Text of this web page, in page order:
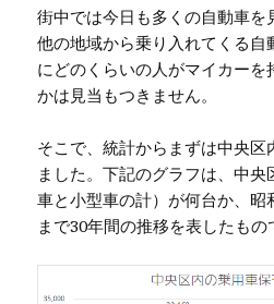
街中では今日も多くの自動車
他の地域から乗り入れてくる自
にどのくらいの人がマイカーを
かは見当もつきません。
そこで、統計からまずは中央区
ました。下記のグラフは、中
車と小型車の計）が何台か、昭
まで30年間の推移を表したもの